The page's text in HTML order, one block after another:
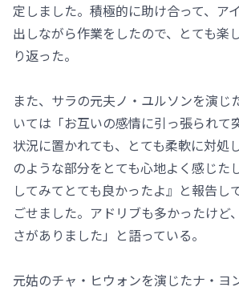
定しました。積極的に助け合って、ア
出しながら作業をしたので、とても楽
り返った。
また、サラの元夫ノ・ユルソンを演じ
いては「お互いの感情に引っ張られて
状況に置かれても、とても柔軟に対処
のような部分をとても心地よく感じた
してみてとても良かったよ』と報告し
ごせました。アドリブも多かったけど
さがありました」と語っている。
元姑のチャ・ヒウォンを演じたナ・ヨ